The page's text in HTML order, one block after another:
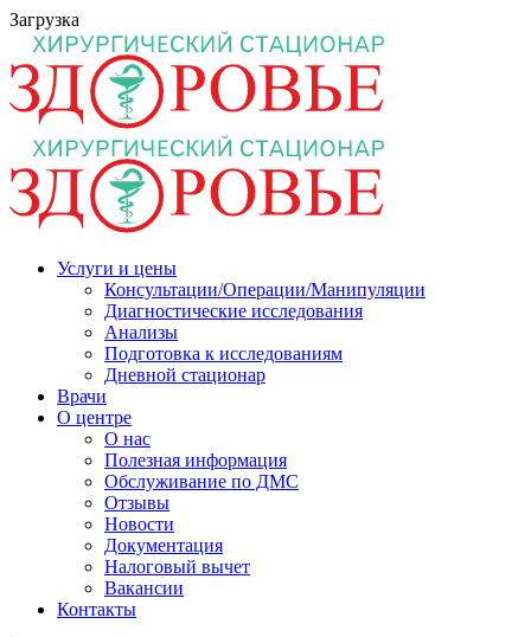
Загрузка
Услуги и цены
Консультации/Операции/Манипуляции
Диагностические исследования
Анализы
Подготовка к исследованиям
Дневной стационар
Врачи
О центре
О нас
Полезная информация
Обслуживание по ДМС
Отзывы
Новости
Документация
Налоговый вычет
Вакансии
Контакты